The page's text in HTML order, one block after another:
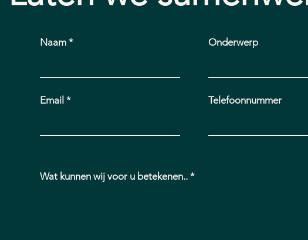
Naam
Email
Onderwerp
Telefoonnummer
Wat kunnen wij voor u betekenen..